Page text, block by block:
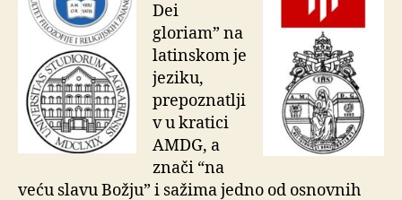
Dei
gloriam” na
latinskom je
jeziku,
prepoznatlji
v u kratici
AMDG, a
znači “na
veću slavu Božju” i sažima jedno od osnovnih